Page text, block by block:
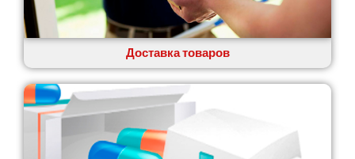
Ирпень
Ивано-Франковск
Измаил
Кагарлык
Калуш
Каменец-Подольский
Каменка
Каменское
Доставка товаров